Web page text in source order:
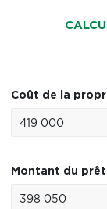
Coût de la
Montant du